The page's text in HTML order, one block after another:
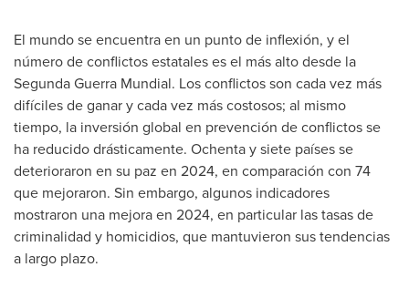
El mundo se encuentra en un punto de inflexión, y el
número de conflictos estatales es el más alto desde la
Segunda Guerra Mundial. Los conflictos son cada vez más
difíciles de ganar y cada vez más costosos; al mismo
tiempo, la inversión global en prevención de conflictos se
ha reducido drásticamente. Ochenta y siete países se
deterioraron en su paz en 2024, en comparación con 74
que mejoraron. Sin embargo, algunos indicadores
mostraron una mejora en 2024, en particular las tasas de
criminalidad y homicidios, que mantuvieron sus tendencias
a largo plazo.